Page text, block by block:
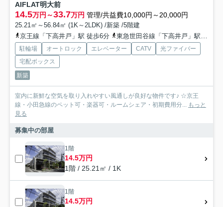
AIFLAT明大前
14.5万円～33.7万円 管理/共益費10,000円～20,000円
25.21㎡～56.84㎡ (1K～2LDK) /新築 /5階建
京王線「下高井戸」駅 徒歩6分
東急世田谷線「下高井戸」駅 徒歩6分
駐輪場 オートロック エレベーター CATV
光ファイバー
宅配ボックス
新築
室内に新鮮な空気を取り入れやすい風通しが良好な物件です♪ ☆京王
線・小田急線のペット可・楽器可・ルームシェア・初期費用分... もっと
見る
募集中の部屋
1階
14.5万円
1階 / 25.21㎡ / 1K
1階
14.5万円